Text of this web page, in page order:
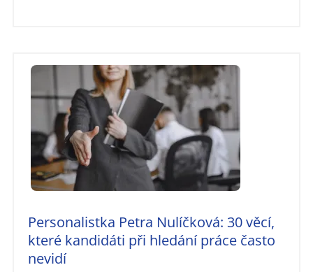
Personalistka Petra Nulíčková: 30 věcí,
které kandidáti při hledání práce často
nevidí